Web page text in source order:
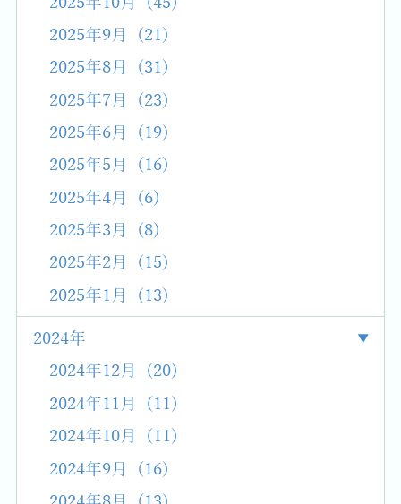
2025年9月 (21)
2025年8月 (31)
2025年7月 (23)
2025年6月 (19)
2025年5月 (16)
2025年4月 (6)
2025年3月 (8)
2025年2月 (15)
2025年1月 (13)
2024年
2024年12月 (20)
2024年11月 (11)
2024年10月 (11)
2024年9月 (16)